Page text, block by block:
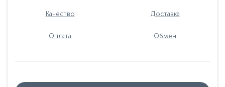
Качество Доставка
Оплата Обмен